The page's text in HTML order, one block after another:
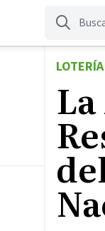
LOTERÍA